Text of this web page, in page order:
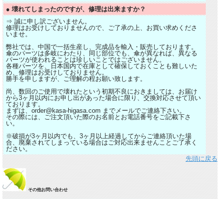
● 壊れてしまったのですが、修理は出来ますか？
⇒ 誠に申し訳ございません。
修理はお受けしておりませんので、ご了承の上、お買い求めくださ
いませ。
弊社では、中国で一括生産し、完成品を輸入・販売しております。
傘のパーツは多岐にわたり、同じ部位でも、傘が異なれば、異なる
パーツが使われることは珍しいことではございません。
各種パーツを、日本国内で在庫として確保しておくことも難しいた
め、修理はお受けしておりません。
勝手を申しますが、ご理解の程お願い致します。
尚、数回のご使用で壊れたという初期不良におきましては、お届け
から3ヶ月以内にお申し出があった場合に限り、交換対応させて頂い
ております。
まずは、order@kasa-higasa.com までメールでご連絡下さい。
その際には、ご注文頂いた際のお名前とお電話番号をご記載下さ
い。
※破損が3ヶ月以内でも、3ヶ月以上経過してからご連絡頂いた場
合、廃棄されてしまっている場合はご対応出来ませんことご了承く
ださい。
先頭に戻る
その他お問い合わせ